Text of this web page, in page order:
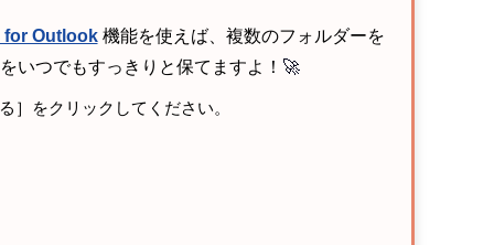
Outlook機能を使えば、複数のフォルダーを
いつでもすっきりと保てますよ！ 🚀
］をクリックしてください。